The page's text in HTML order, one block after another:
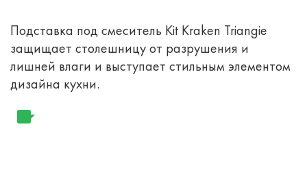
Подставка под смеситель Kit Kraken Triangie
защищает столешницу от разрушения и
лишней влаги и выступает стильным элементом
дизайна кухни.